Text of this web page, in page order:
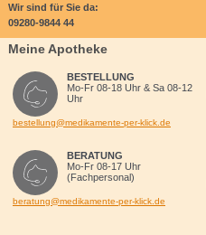
Wir sind für Sie da:
09280-9844 44
Meine Apotheke
BESTELLUNG
Mo-Fr 08-18 Uhr & Sa 08-12
Uhr
bestellung@medikamente-per-klick.de
BERATUNG
Mo-Fr 08-17 Uhr
(Fachpersonal)
beratung@medikamente-per-klick.de